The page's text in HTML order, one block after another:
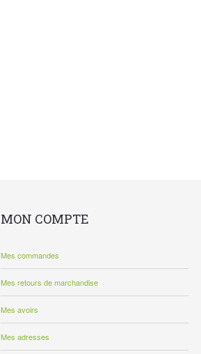
MON COMPTE
Mes commandes
Mes retours de marchandise
Mes avoirs
Mes adresses